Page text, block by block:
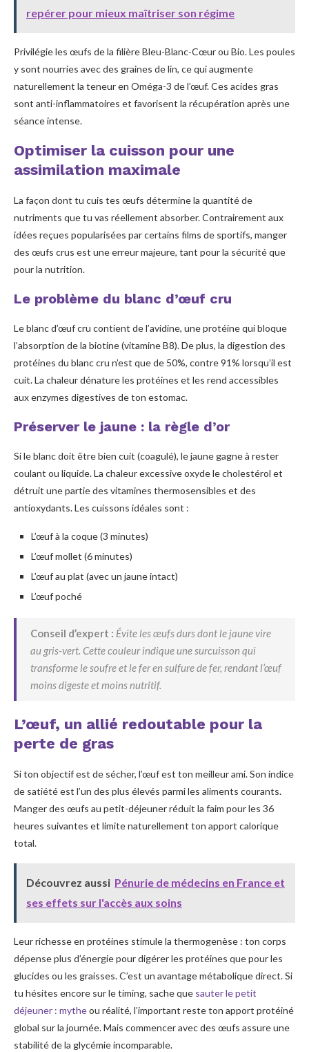
repérer pour mieux maîtriser son régime
Privilégie les œufs de la filière Bleu-Blanc-Cœur ou Bio. Les poules
y sont nourries avec des graines de lin, ce qui augmente
naturellement la teneur en Oméga-3 de l’œuf. Ces acides gras
sont anti-inflammatoires et favorisent la récupération après une
séance intense.
Optimiser la cuisson pour une
assimilation maximale
La façon dont tu cuis tes œufs détermine la quantité de
nutriments que tu vas réellement absorber. Contrairement aux
idées reçues popularisées par certains films de sportifs, manger
des œufs crus est une erreur majeure, tant pour la sécurité que
pour la nutrition.
Le problème du blanc d’œuf cru
Le blanc d’œuf cru contient de l’avidine, une protéine qui bloque
l’absorption de la biotine (vitamine B8). De plus, la digestion des
protéines du blanc cru n’est que de 50%, contre 91% lorsqu’il est
cuit. La chaleur dénature les protéines et les rend accessibles
aux enzymes digestives de ton estomac.
Préserver le jaune : la règle d’or
Si le blanc doit être bien cuit (coagulé), le jaune gagne à rester
coulant ou liquide. La chaleur excessive oxyde le cholestérol et
détruit une partie des vitamines thermosensibles et des
antioxydants. Les cuissons idéales sont :
L’œuf à la coque (3 minutes)
L’œuf mollet (6 minutes)
L’œuf au plat (avec un jaune intact)
L’œuf poché
Conseil d’expert : Évite les œufs durs dont le jaune vire
au gris-vert. Cette couleur indique une surcuisson qui
transforme le soufre et le fer en sulfure de fer, rendant l’œuf
moins digeste et moins nutritif.
L’œuf, un allié redoutable pour la
perte de gras
Si ton objectif est de sécher, l’œuf est ton meilleur ami. Son indice
de satiété est l’un des plus élevés parmi les aliments courants.
Manger des œufs au petit-déjeuner réduit la faim pour les 36
heures suivantes et limite naturellement ton apport calorique
total.
Découvrez aussi Pénurie de médecins en France et
ses effets sur l'accès aux soins
Leur richesse en protéines stimule la thermogenèse : ton corps
dépense plus d’énergie pour digérer les protéines que pour les
glucides ou les graisses. C’est un avantage métabolique direct. Si
tu hésites encore sur le timing, sache que sauter le petit
déjeuner : mytheou réalité, l’important reste ton apport protéiné
global sur la journée. Mais commencer avec des œufs assure une
stabilité de la glycémie incomparable.